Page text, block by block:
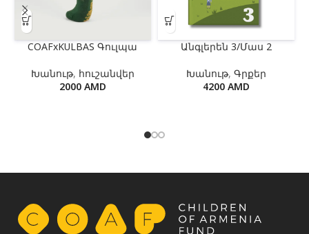
COAFxKULBAS Գուլպա
Խանութ, հուշանվեր
2000 AMD
Անգլերեն 3/Մաս 2
Խանութ, Գրքեր
4200 AMD